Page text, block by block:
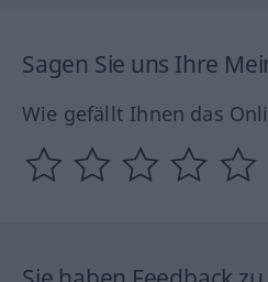
Sagen Sie uns Ihre
Wie gefällt Ihnen das